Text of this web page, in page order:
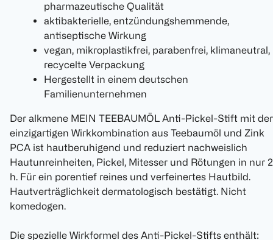
pharmazeutische Qualität
aktibakterielle, entzündungshemmende,
antiseptische Wirkung
vegan, mikroplastikfrei, parabenfrei, klimaneutral,
recycelte Verpackung
Hergestellt in einem deutschen
Familienunternehmen
Der alkmene MEIN TEEBAUMÖL Anti-Pickel-Stift mit der
einzigartigen Wirkkombination aus Teebaumöl und Zink
PCA ist hautberuhigend und reduziert nachweislich
Hautunreinheiten, Pickel, Mitesser und Rötungen in nur 2
h. Für ein porentief reines und verfeinertes Hautbild.
Hautverträglichkeit dermatologisch bestätigt. Nicht
komedogen.
Die spezielle Wirkformel des Anti-Pickel-Stifts enthält: